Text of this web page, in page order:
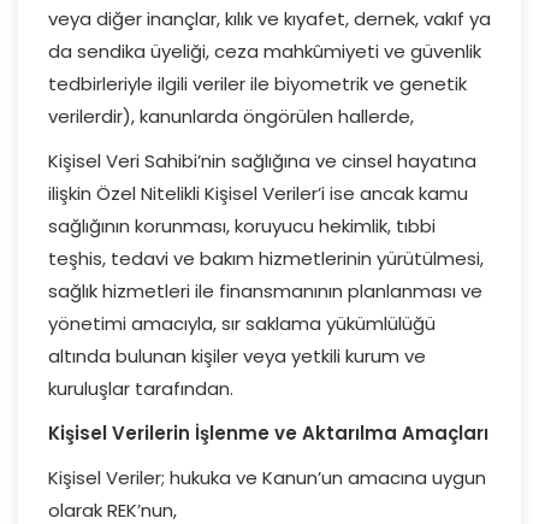
veya diğer inançlar, kılık ve kıyafet, dernek, vakıf ya
da sendika üyeliği, ceza mahkûmiyeti ve güvenlik
tedbirleriyle ilgili veriler ile biyometrik ve genetik
verilerdir), kanunlarda öngörülen hallerde,
Kişisel Veri Sahibi’nin sağlığına ve cinsel hayatına
ilişkin Özel Nitelikli Kişisel Veriler’i ise ancak kamu
sağlığının korunması, koruyucu hekimlik, tıbbi
teşhis, tedavi ve bakım hizmetlerinin yürütülmesi,
sağlık hizmetleri ile finansmanının planlanması ve
yönetimi amacıyla, sır saklama yükümlülüğü
altında bulunan kişiler veya yetkili kurum ve
kuruluşlar tarafından.
Kişisel Verilerin İşlenme ve Aktarılma Amaçları
Kişisel Veriler; hukuka ve Kanun’un amacına uygun
olarak REK’nun,